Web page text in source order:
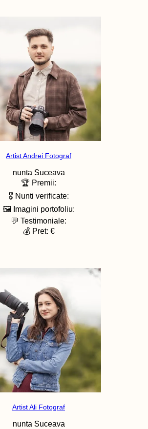
Artist Andrei Fotograf
nunta Suceava
🏆 Premii:
🎖️ Nunti verificate:
🖼️ Imagini portofoliu:
💬 Testimoniale:
💰 Pret: €
Artist Ali Fotograf
nunta Suceava